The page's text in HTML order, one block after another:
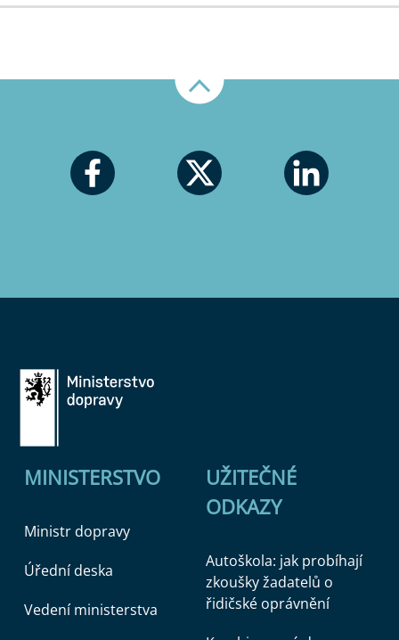
MINISTERSTVO
Ministr dopravy
Úřední deska
Vedení ministerstva
UŽITEČNÉ
ODKAZY
Autoškola: jak probíhají
zkoušky žadatelů o
řidičské oprávnění